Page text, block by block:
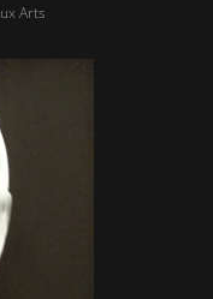
Arts